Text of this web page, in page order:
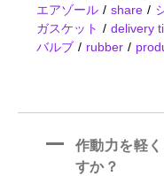
エアゾール
share
ガスケット
delivery
バルブ
rubber
A
作動力を軽
すか？